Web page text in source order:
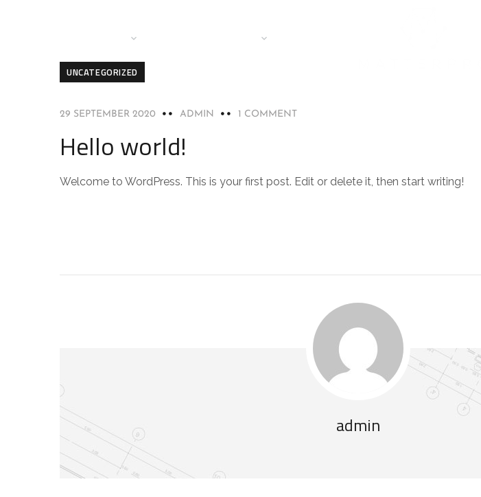
UNCATEGORIZED
29 SEPTEMBER 2020 ADMIN 1 COMMENT
Hello world!
Welcome to WordPress. This is your first post. Edit or delete it, then start writing!
admin